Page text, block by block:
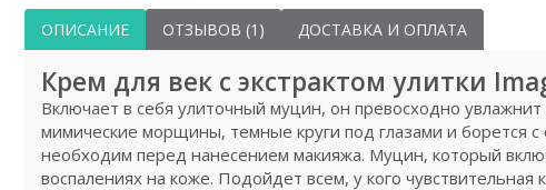
ОПИСАНИЕ ОТЗЫВОВ (1) ДОСТАВКА И ОПЛАТА
Крем для век с экстрактом улитки
Включает в себя улиточный муцин, он превосходно
мимические морщины, темные круги под глазами и борется
необходим перед нанесением макияжа. Муцин, который
воспалениях на коже. Подойдет всем, у кого чувствительная